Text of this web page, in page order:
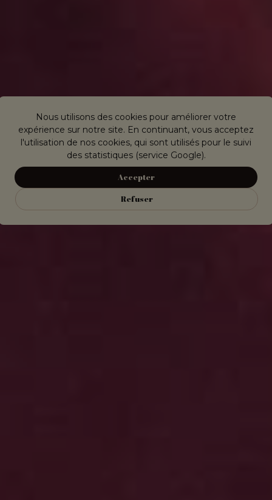
Nous utilisons des cookies pour améliorer votre
expérience sur notre site. En continuant, vous acceptez
l'utilisation de nos cookies, qui sont utilisés pour le suivi
des statistiques (service Google).
Accepter
Refuser